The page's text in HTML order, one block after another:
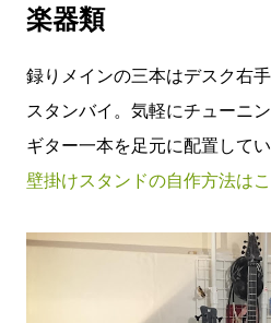
楽器類
録りメインの三本はデスク右
スタンバイ。気軽にチューニ
ギター一本を足元に配置してい
壁掛けスタンドの自作方法はこ